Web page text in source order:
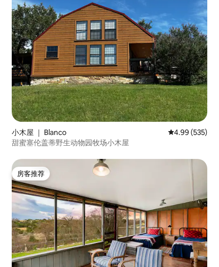
小木屋 ｜ Blanco 平均评分 4.99
4.99 (535)
甜蜜塞伦盖蒂野生动物园牧场小木屋
房客推荐
房客推荐